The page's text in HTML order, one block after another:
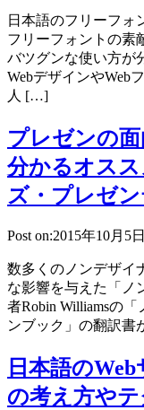
日本語のフリーフォ
フリーフォントの素
バツグンな使い方が
WebデザインやWeb
人 […]
プレゼンの
分かるオス
ズ・プレゼ
Post on:2015年10月5日
数多くのノンデザイ
な影響を与えた「ノ
者Robin Williamsの
ンブック」の翻訳
日本語の
の考え方や